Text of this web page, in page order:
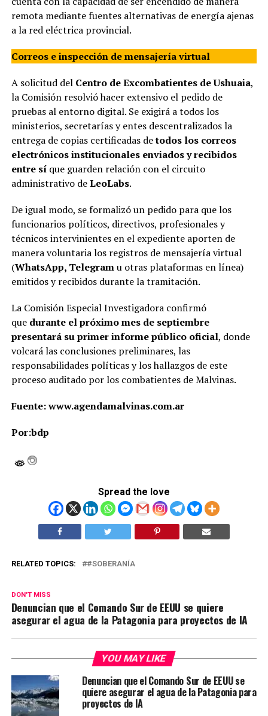
remota mediante fuentes alternativas de energía ajenas
a la red eléctrica provincial.
Correos e inspección de mensajería virtual
A solicitud del Centro de Excombatientes de Ushuaia,
la Comisión resolvió hacer extensivo el pedido de
pruebas al entorno digital. Se exigirá a todos los
ministerios, secretarías y entes descentralizados la
entrega de copias certificadas detodos los correos
electrónicos institucionales enviados y recibidos
entre síque guarden relación con el circuito
administrativo deLeoLabs.
De igual modo, se formalizó un pedido para que los
funcionarios políticos, directivos, profesionales y
técnicos intervinientes en el expediente aporten de
manera voluntaria los registros de mensajería virtual
(WhatsApp, Telegramu otras plataformas en línea)
emitidos y recibidos durante la tramitación.
La Comisión Especial Investigadora confirmó
que durante el próximo mes de septiembre
presentará su primer informe público oficial, donde
volcará las conclusiones preliminares, las
responsabilidades políticas y los hallazgos de este
proceso auditado por los combatientes de Malvinas.
Fuente: www.agendamalvinas.com.ar
Por:bdp
Spread the love
RELATED TOPICS: #SOBERANÍA
DON'T MISS
Denuncian que el Comando Sur de EEUU se quiere
asegurar el agua de la Patagonia para proyectos de IA
YOU MAY LIKE
Denuncian que el Comando Sur de EEUU se
quiere asegurar el agua de la Patagonia para
proyectos de IA